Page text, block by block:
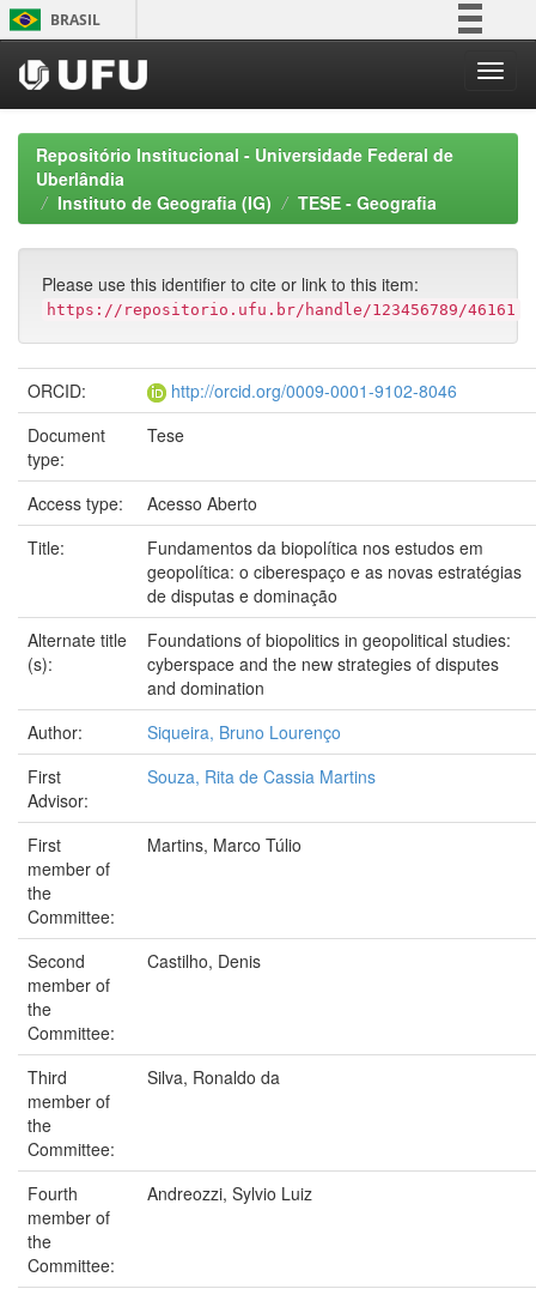
Skip
navigation
BRASIL
Participe
Acesso à informação
Legislação
Repositório Institucional - Universidade Federal de
Uberlândia
Instituto de Geografia (IG)
TESE - Geografia
Please use this identifier to cite or link to this item:
https://repositorio.ufu.br/handle/123456789/46161
ORCID:
http://orcid.org/0009-0001-9102-8046
Document
type:
Tese
Access type:
Acesso Aberto
Title:
Fundamentos da biopolítica nos estudos em
geopolítica: o ciberespaço e as novas estratégias
de disputas e dominação
Alternate title
(s):
Foundations of biopolitics in geopolitical studies:
cyberspace and the new strategies of disputes
and domination
Author:
Siqueira, Bruno Lourenço
First
Advisor:
Souza, Rita de Cassia Martins
First
member of
the
Committee:
Martins, Marco Túlio
Second
member of
the
Committee:
Castilho, Denis
Third
member of
the
Committee:
Silva, Ronaldo da
Fourth
member of
the
Committee:
Andreozzi, Sylvio Luiz